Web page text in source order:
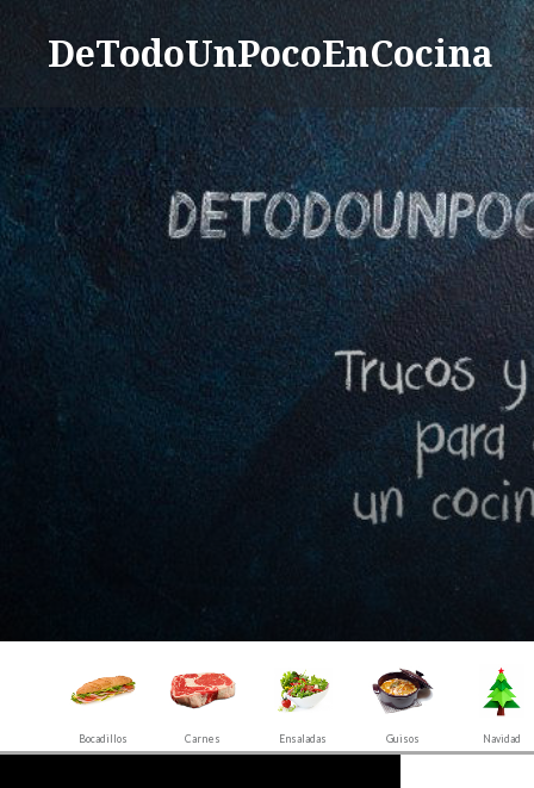
contenidoDeTodoUnPocoEnCocina
Bocadillos Carnes Ensaladas Guisos Navidad